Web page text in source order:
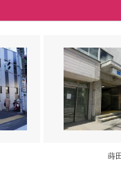
蒔